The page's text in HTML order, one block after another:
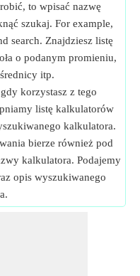
to wpisać nazwę
szukaj. For example,
search. Znajdziesz listę
o podanym promieniu,
itp.
korzystasz z tego
listę kalkulatorów
kalkulatora.
bierze również pod
kalkulatora. Podajemy
opis wyszukiwanego